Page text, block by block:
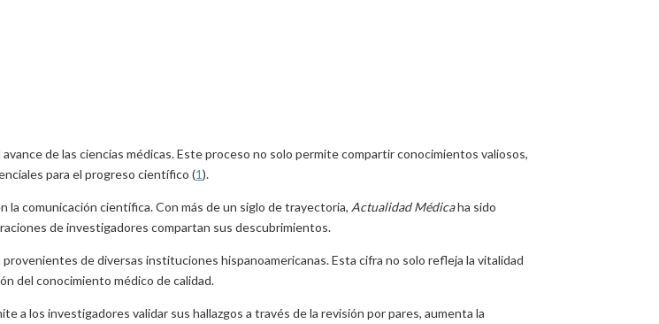
de las ciencias médicas. Este proceso no solo permite compartir conocimientos valiosos,
para el progreso científico (1).
comunicación científica. Con más de un siglo de trayectoria, Actualidad Médicaha sido
de investigadores compartan sus descubrimientos.
de diversas instituciones hispanoamericanas. Esta cifra no solo refleja la vitalidad
del conocimiento médico de calidad.
a los investigadores validar sus hallazgos a través de la revisión por pares, aumenta la